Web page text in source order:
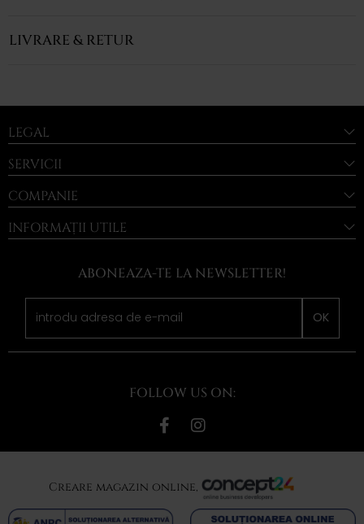
LIVRARE & RETUR
LEGAL
SERVICII
COMPANIE
INFORMAȚII UTILE
ABONEAZA-TE LA NEWSLETTER!
OK
FOLLOW US ON:
Creare magazin online,